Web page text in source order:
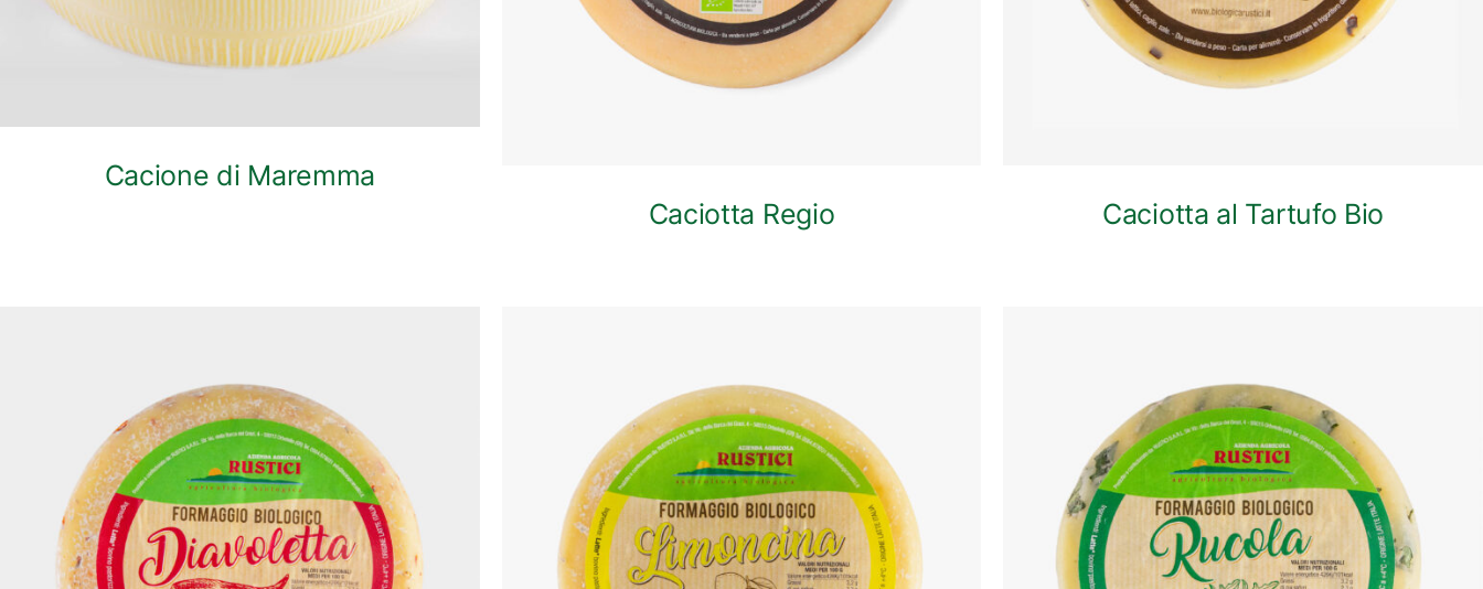
Cacione di Maremma
Caciotta Regio Caciotta al Tartufo Bio
ANTEPRIMA RAPIDA ANTEPRIMA RAPIDA ANTEPRIMA RAPIDA